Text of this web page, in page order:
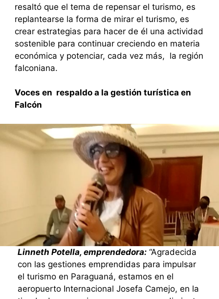
resaltó que el tema de repensar el turismo, es
replantearse la forma de mirar el turismo, es
crear estrategias para hacer de él una actividad
sostenible para continuar creciendo en materia
económica y potenciar, cada vez más, la región
falconiana.
Voces en respaldo a la gestión turística en
Falcón
Linneth Potella, emprendedora:“Agradecida
con las gestiones emprendidas para impulsar
el turismo en Paraguaná, estamos en el
aeropuerto Internacional Josefa Camejo, en la